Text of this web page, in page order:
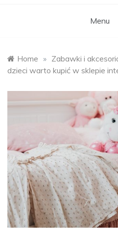
Menu
Home » Zabawki i
dzieci warto kupić w sklepie